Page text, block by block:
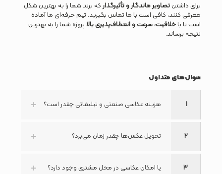
برای داشتنتصاویر ماندگار و تأثیرگذار که برند شما را به بهترین شکل
معرفی کنند، کافی است با ما تماس بگیرید. تیم حرفه‌ای ما آماده
است تا باخلاقیت، سرعت و انعطاف‌پذیری بالا پروژه شما را به بهترین
نتیجه برساند.
سوال‌های متداول
1 هزینه عکاسی صنعتی و تبلیغاتی چقدر است؟
2 تحویل عکس‌ها چقدر زمان می‌برد؟
3 یا امکان عکاسی در محل مشتری وجود دارد؟